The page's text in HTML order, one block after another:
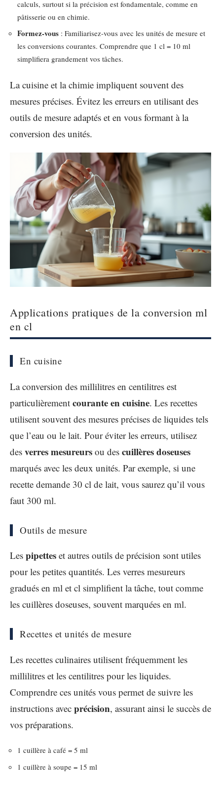
calculs, surtout si la précision est fondamentale, comme en
pâtisserie ou en chimie.
Formez-vous : Familiarisez-vous avec les unités de mesure et
les conversions courantes. Comprendre que 1 cl = 10 ml
simplifiera grandement vos tâches.
La cuisine et la chimie impliquent souvent des
mesures précises. Évitez les erreurs en utilisant des
outils de mesure adaptés et en vous formant à la
conversion des unités.
Applications pratiques de la conversion ml
en cl
En cuisine
La conversion des millilitres en centilitres est
particulièrement courante en cuisine. Les recettes
utilisent souvent des mesures précises de liquides tels
que l’eau ou le lait. Pour éviter les erreurs, utilisez
des verres mesureurs ou des cuillères doseuses
marqués avec les deux unités. Par exemple, si une
recette demande 30 cl de lait, vous saurez qu’il vous
faut 300 ml.
Outils de mesure
Les pipettes et autres outils de précision sont utiles
pour les petites quantités. Les verres mesureurs
gradués en ml et cl simplifient la tâche, tout comme
les cuillères doseuses, souvent marquées en ml.
Recettes et unités de mesure
Les recettes culinaires utilisent fréquemment les
millilitres et les centilitres pour les liquides.
Comprendre ces unités vous permet de suivre les
instructions avec précision, assurant ainsi le succès de
vos préparations.
1 cuillère à café = 5 ml
1 cuillère à soupe = 15 ml